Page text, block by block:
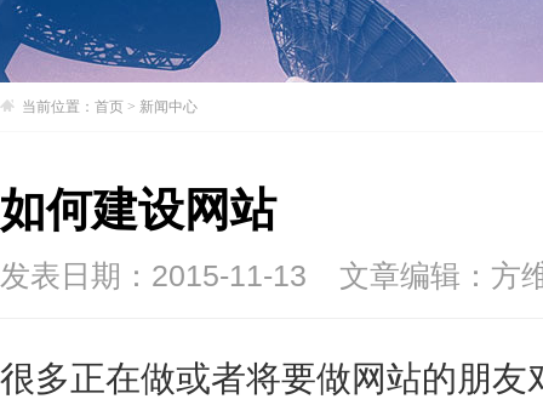
当前位置： 首页 > 新闻中心
如何建设网站
发表日期：2015-11-13 文章编辑：方
很多正在做或者将要做网站的朋